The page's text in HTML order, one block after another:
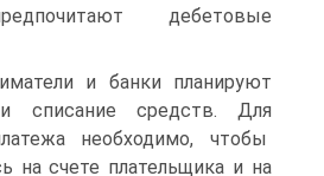
дебетовые
и банки планируют
и списание средств. Для
необходимо, чтобы
на счете плательщика и на